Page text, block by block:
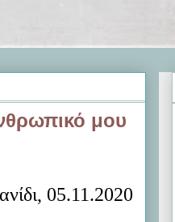
μου
05.11.2020